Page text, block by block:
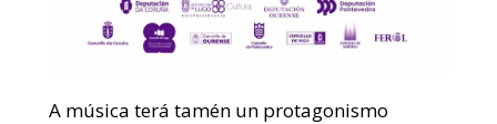
A música terá tamén un protagonismo